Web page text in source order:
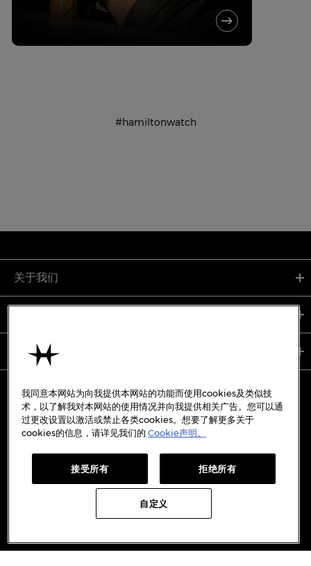
#hamiltonwatch
关于我们
使用条款
备案号:沪ICP备19045273号-7
WECHAT
WEIBO
我同意本网站为向我提供本网站的功能而使用cookies及类似技
术，以了解我对本网站的使用情况并向我提供相关广告。您可以通
过更改设置以激活或禁止各类cookies。想要了解更多关于
cookies的信息，请详见我们的 Cookie声明。
接受所有 拒绝所有
自定义